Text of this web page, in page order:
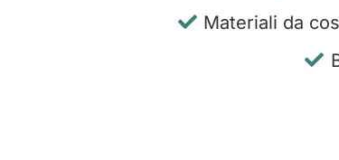
Materiali da